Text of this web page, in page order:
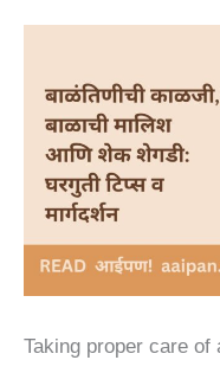
Taking proper care of
शेक
घरगुती
टिप्स
मार्गदर्शन|
Step
Step